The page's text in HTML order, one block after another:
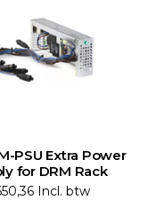
PSU Extra Power
for DRM Rack
Incl. btw